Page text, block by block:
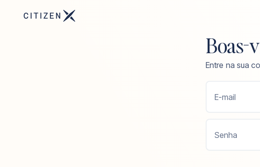
Boas-
Entre na sua
E-mail
Senha